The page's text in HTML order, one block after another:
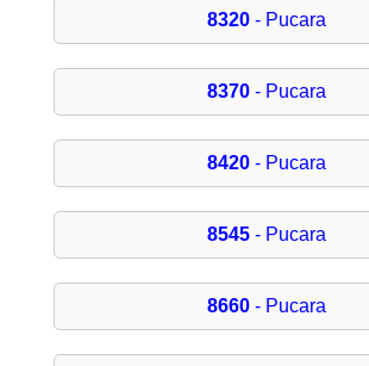
8320- Pucara
8370- Pucara
8420- Pucara
8545- Pucara
8660- Pucara